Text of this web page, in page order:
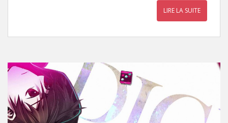
LIRE LA SUITE